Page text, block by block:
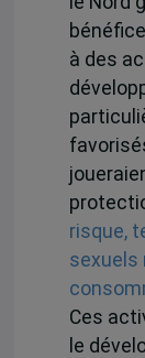
à des
risque,
sexuels
Ces
le